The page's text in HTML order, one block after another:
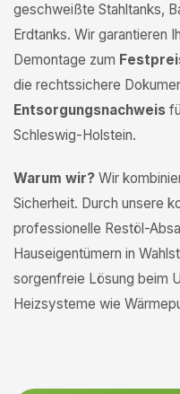
geschweißte Stahltanks,
Erdtanks. Wir garantieren
Demontage zum
die rechtssichere
Entsorgungsnachweis
Schleswig-Holstein.
Warum wir? Wir
Sicherheit. Durch unsere
professionelle Restöl-
Hauseigentümern in
sorgenfreie Lösung beim
Heizsysteme wie